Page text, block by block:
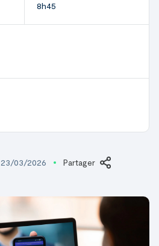
8h45
03/2026 Partager